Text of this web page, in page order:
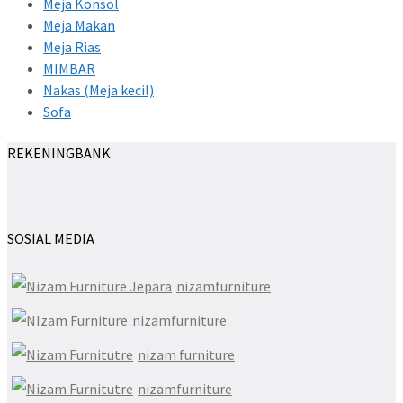
Meja Konsol
Meja Makan
Meja Rias
MIMBAR
Nakas (Meja kecil)
Sofa
REKENINGBANK
SOSIAL MEDIA
nizamfurniture
nizamfurniture
nizam furniture
nizamfurniture